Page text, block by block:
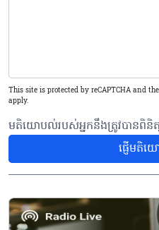
This site is protected by reCAPTCHA and
apply.
មតិយោបល់របស់អ្នកនឹងត្រូវបានពិនិត្
ផ្ញើមតិ